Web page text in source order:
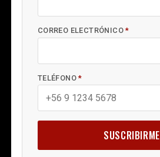
CORREO ELECTRÓNICO*
TELÉFONO*
SUSCRIBIRME